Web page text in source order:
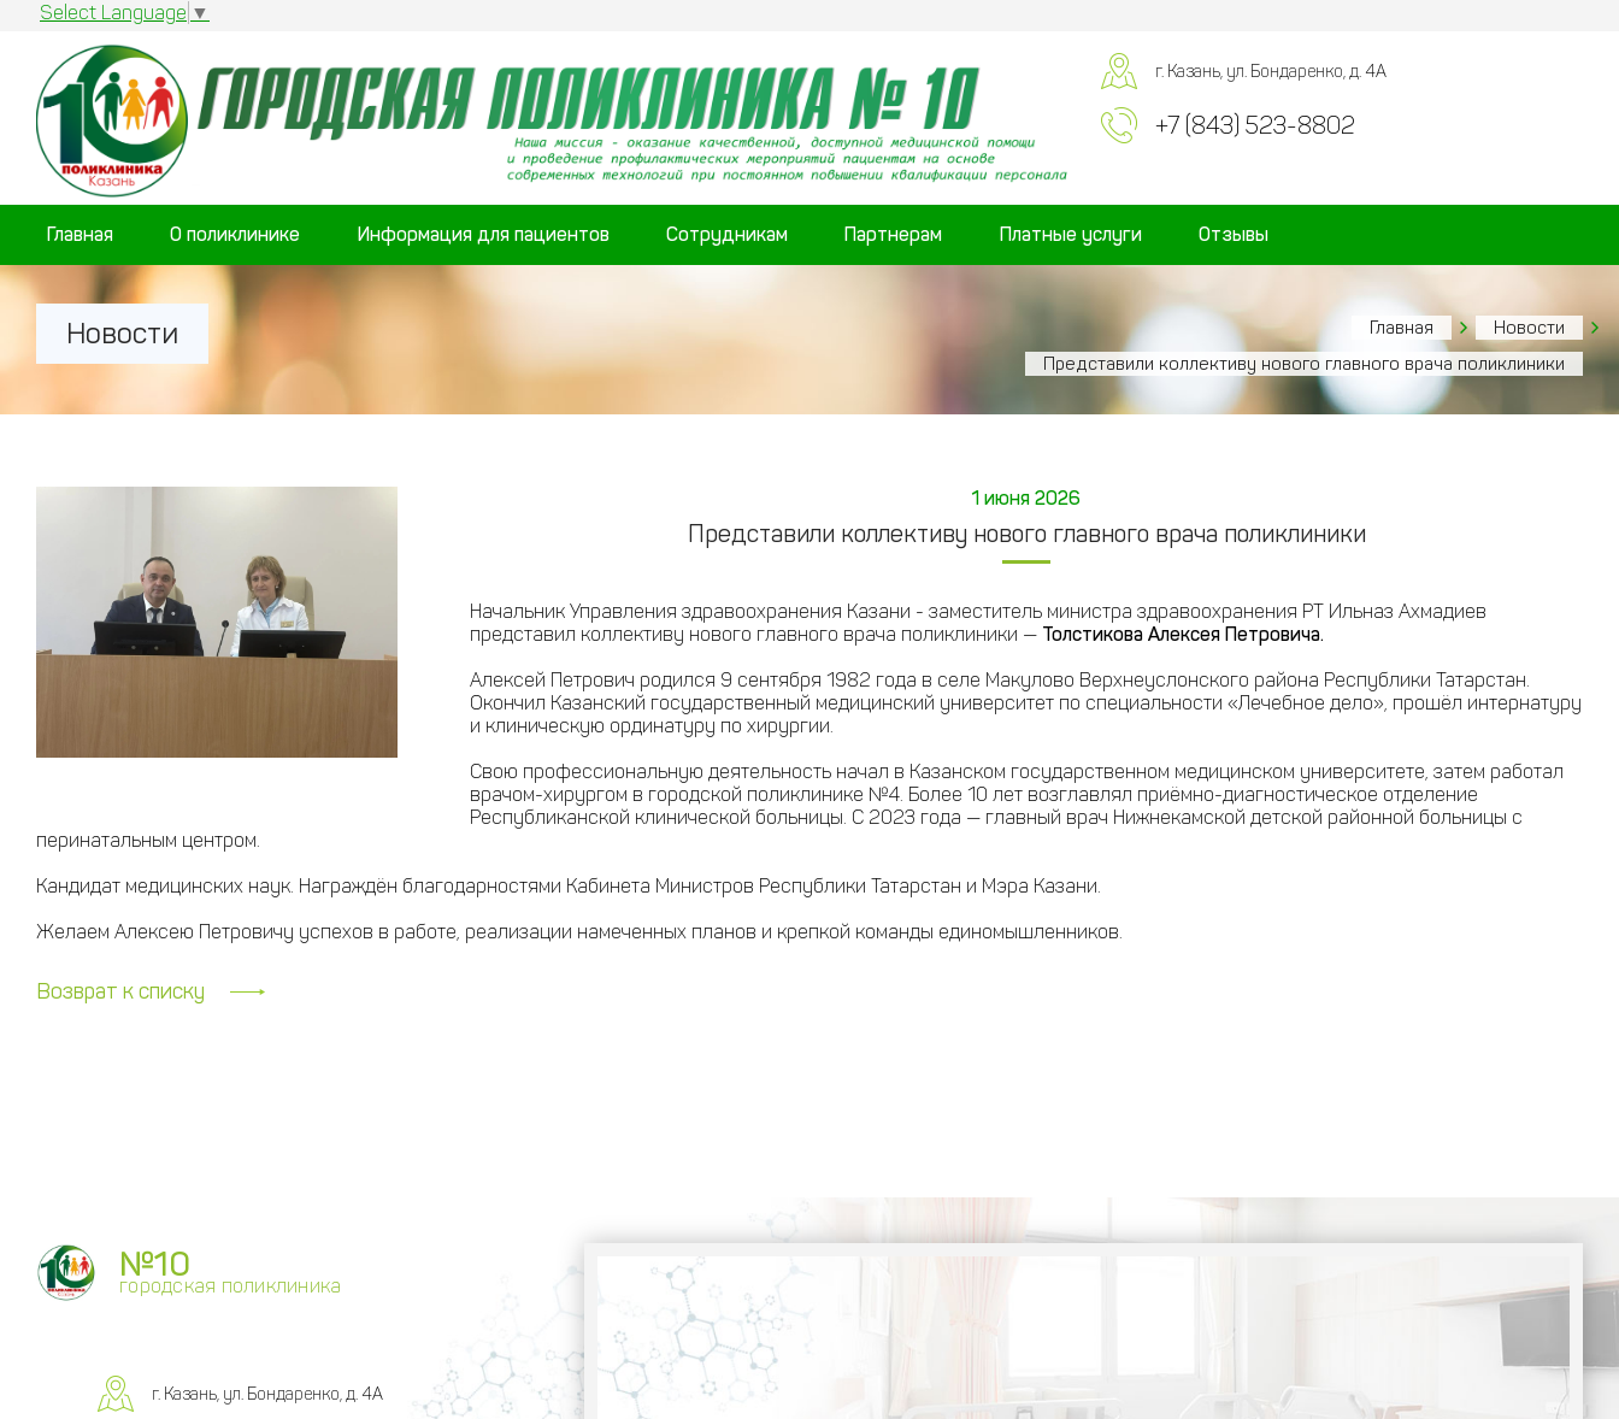
Select Language ▼
г. Казань, ул. Бондаренко, д. 4А
+7 (843) 523-8802
Главная О поликлинике Информация для пациентов Сотрудникам Партнерам Платные услуги Отзывы
Новости Главная
Новости
Представили коллективу нового главного врача поликлиники
1 июня 2026
Представили коллективу нового главного врача поликлиники
Начальник Управления здравоохранения Казани - заместитель министра здравоохранения РТ Ильназ Ахмадиев
представил коллективу нового главного врача поликлиники — Толстикова Алексея Петровича.
Алексей Петрович родился 9 сентября 1982 года в селе Макулово Верхнеуслонского района Республики Татарстан.
Окончил Казанский государственный медицинский университет по специальности «Лечебное дело», прошёл интернатуру
и клиническую ординатуру по хирургии.
Свою профессиональную деятельность начал в Казанском государственном медицинском университете, затем работал
врачом-хирургом в городской поликлинике №4. Более 10 лет возглавлял приёмно-диагностическое отделение
Республиканской клинической больницы. С 2023 года — главный врач Нижнекамской детской районной больницы с
перинатальным центром.
Кандидат медицинских наук. Награждён благодарностями Кабинета Министров Республики Татарстан и Мэра Казани.
Желаем Алексею Петровичу успехов в работе, реализации намеченных планов и крепкой команды единомышленников.
Возврат к списку
№10
городская поликлиника
г. Казань, ул. Бондаренко, д. 4А